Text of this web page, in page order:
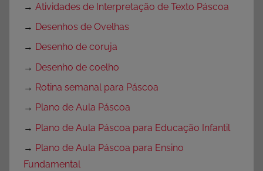
→ Atividades de Interpretação de Texto Páscoa
→ Desenhos de Ovelhas
→ Desenho de coruja
→ Desenho de coelho
→ Rotina semanal para Páscoa
→ Plano de Aula Páscoa
→ Plano de Aula Páscoa para Educação Infantil
→ Plano de Aula Páscoa para Ensino
Fundamental